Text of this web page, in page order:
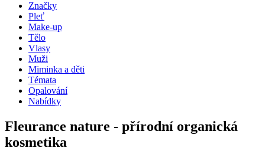
Značky
Pleť
Make-up
Tělo
Vlasy
Muži
Miminka a děti
Témata
Opalování
Nabídky
Fleurance nature - přírodní organická
kosmetika